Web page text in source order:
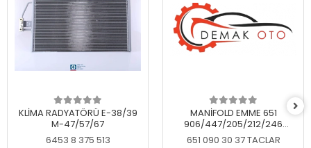
KLİMA RADYATÖRÜ E-38/39
M-47/57/67
6453 8 375 513
MANİFOLD EMME 651
906/447/205/212/246
KELEBEKSİZ
651 090 30 37 TACLAR